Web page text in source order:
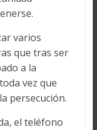
varios
que tras ser
a la
vez que
persecución.
el teléfono